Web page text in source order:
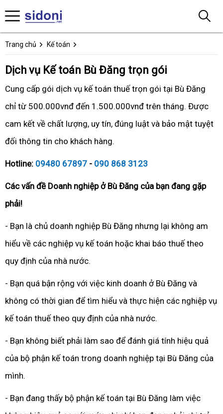
Trang chủ Kế toán
Dịch vụ Kế toán Bù Đăng trọn gói
Cung cấp gói dịch vụ kế toán thuế trọn gói tại Bù Đăng
chỉ từ 500.000vnđ đến 1.500.000vnđ trên tháng. Được
cam kết về chất lượng, uy tín, đúng luật và bảo mật tuyệt
đối thông tin cho khách hàng.
Hotline: 09480 67897 - 090 868 3123
Các vấn đề Doanh nghiệp ở Bù Đăng của bạn đang gặp
phải!
- Bạn là chủ doanh nghiệp Bù Đăng nhưng lại không am
hiểu về các nghiệp vụ kế toán hoặc khai báo thuế theo
quy định của nhà nước.
- Bạn quá bận rộng với việc kinh doanh ở Bù Đăng và
không có thời gian để tìm hiểu và thực hiện các nghiệp vụ
kế toán thuế theo quy định của nhà nước.
- Bạn không biết phải làm sao để đánh giá tính hiệu quả
của bộ phận kế toán trong doanh nghiệp tại Bù Đăng của
mình.
- Bạn đang thấy bộ phận kế toán tại Bù Đăng làm việc